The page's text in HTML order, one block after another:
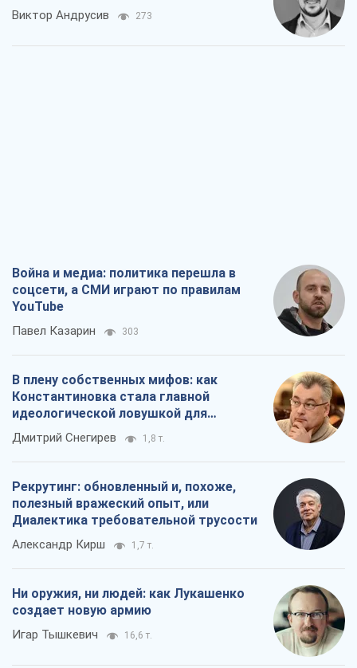
Виктор Андрусив 273
Война и медиа: политика перешла в
соцсети, а СМИ играют по правилам
YouTube
Павел Казарин 303
В плену собственных мифов: как
Константиновка стала главной
идеологической ловушкой для
российских оккупантов
Дмитрий Снегирев 1,8 т.
Рекрутинг: обновленный и, похоже,
полезный вражеский опыт, или
Диалектика требовательной трусости
Александр Кирш 1,7 т.
Ни оружия, ни людей: как Лукашенко
создает новую армию
Игар Тышкевич 16,6 т.